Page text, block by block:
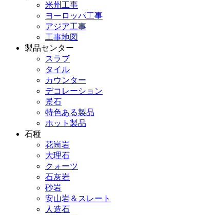
米州工事
ヨーロッパ工事
アジア工事
工事地図
製品センター
スラブ
タイル
カウンター
デコレーション
景石
特色ある製品
ホット製品
石種
花崗岩
大理石
クォーツ
石灰岩
砂岩
安山岩＆スレート
人造石